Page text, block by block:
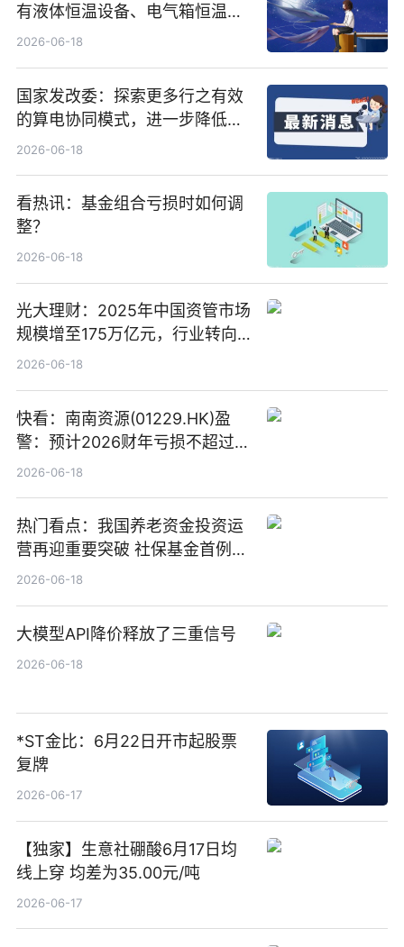
有液体恒温设备、电气箱恒温装
置、纯水冷却单元和特种换热器
2026-06-18
国家发改委：探索更多行之有效
的算电协同模式，进一步降低网
络传输时延_最资讯
2026-06-18
看热讯：基金组合亏损时如何调
整？
2026-06-18
光大理财：2025年中国资管市场
规模增至175万亿元，行业转向
“量质并重”
2026-06-18
快看：南南资源(01229.HK)盈
警：预计2026财年亏损不超过
1000万港元
2026-06-18
热门看点：我国养老资金投资运
营再迎重要突破 社保基金首例期
货账户完成开立
2026-06-18
大模型API降价释放了三重信号
2026-06-18
*ST金比：6月22日开市起股票
复牌
2026-06-17
【独家】生意社硼酸6月17日均
线上穿 均差为35.00元/吨
2026-06-17